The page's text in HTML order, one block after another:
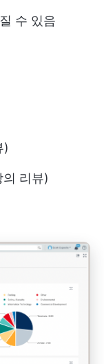
수 있음
)
리뷰)